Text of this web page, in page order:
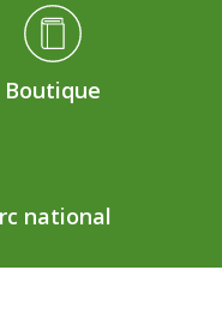
Boutique
national